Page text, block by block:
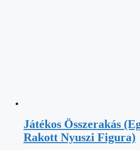
Játékos Összerakás
Rakott Nyuszi Figura)